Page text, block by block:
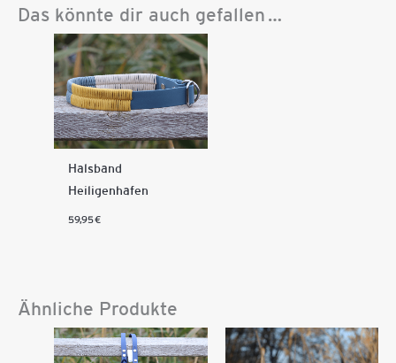
Das könnte dir auch gefallen …
Halsband
Heiligenhafen
59,95€
Ähnliche Produkte